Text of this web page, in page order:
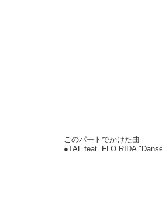
このパートでかけた曲
●TAL feat. FLO RIDA